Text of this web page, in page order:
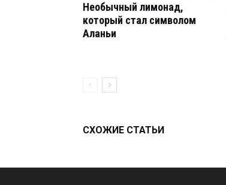
Необычный лимонад,
который стал символом
Аланьи
СХОЖИЕ СТАТЬИ